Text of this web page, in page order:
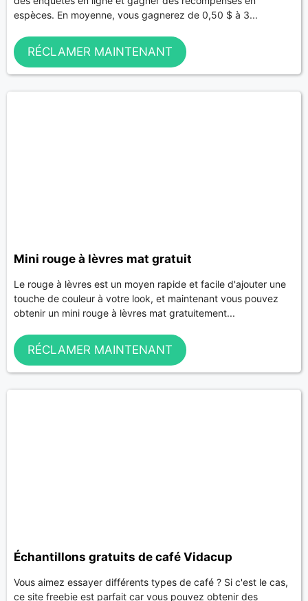
espèces. En moyenne, vous gagnerez de 0,50 $ à 3...
RÉCLAMER MAINTENANT
Mini rouge à lèvres mat gratuit
Le rouge à lèvres est un moyen rapide et facile d'ajouter une
touche de couleur à votre look, et maintenant vous pouvez
obtenir un mini rouge à lèvres mat gratuitement...
RÉCLAMER MAINTENANT
Échantillons gratuits de café Vidacup
Vous aimez essayer différents types de café ? Si c'est le cas,
ce site freebie est parfait car vous pouvez obtenir des